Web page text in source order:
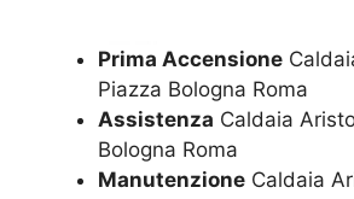
Prima Accensione
Piazza Bologna Roma
Assistenza Caldaia
Bologna Roma
Manutenzione Caldaia